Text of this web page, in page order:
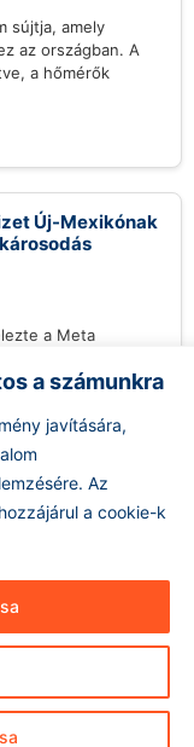
a számunkra
javítására,
Az
a cookie-k
sújtja, amely
az országban. A
a hőmérők
Új-Mexikónak
a Meta
ÁSZF